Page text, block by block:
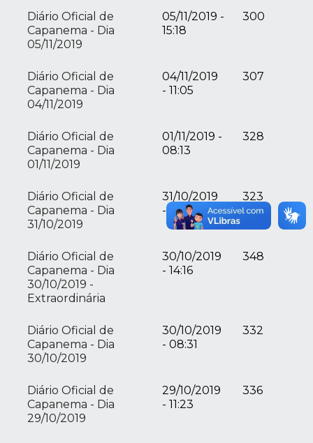
Diário Oficial de
Capanema - Dia
05/11/2019
05/11/2019 -
15:18
300
Diário Oficial de
Capanema - Dia
04/11/2019
04/11/2019
- 11:05
307
Diário Oficial de
Capanema - Dia
01/11/2019
01/11/2019 -
08:13
328
Diário Oficial de
Capanema - Dia
31/10/2019
31/10/2019
- 08:50
323
Diário Oficial de
Capanema - Dia
30/10/2019 -
Extraordinária
30/10/2019
- 14:16
348
Diário Oficial de
Capanema - Dia
30/10/2019
30/10/2019
- 08:31
332
Diário Oficial de
Capanema - Dia
29/10/2019
29/10/2019
- 11:23
336